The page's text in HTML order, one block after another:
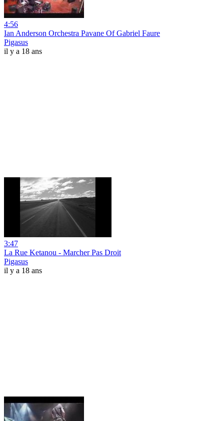
4:56
Ian Anderson Orchestra Pavane Of Gabriel Faure
Pigasus
il y a 18 ans
3:47
La Rue Ketanou - Marcher Pas Droit
Pigasus
il y a 18 ans